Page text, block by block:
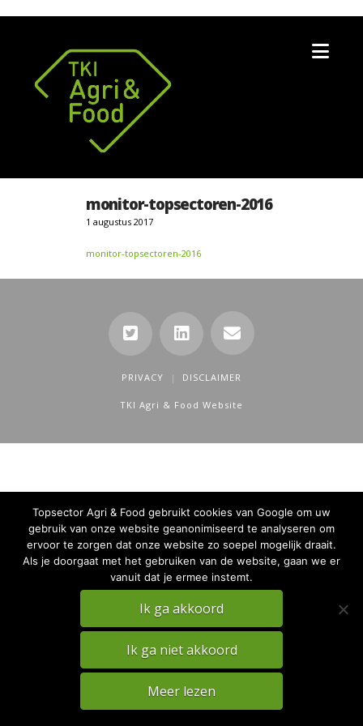
monitor-topsectoren-2016
1 augustus 2017
monitor-topsectoren-2016
PRIVACY DISCLAIMER
TKI Agri & Food Website
Topsector Agri & Food gebruikt cookies van Google om uw
gebruik van onze website geanonimiseerd te analyseren om
ervoor te zorgen dat onze website zo soepel mogelijk draait.
Als je doorgaat met het gebruiken van de website, gaan we er
vanuit dat je ermee instemt.
Ik ga akkoord
Ik ga niet akkoord
Meer lezen